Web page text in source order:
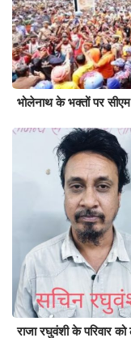
भोलेनाथ के भक्तों पर सीएम
राजा रघुवंशी के परिवार